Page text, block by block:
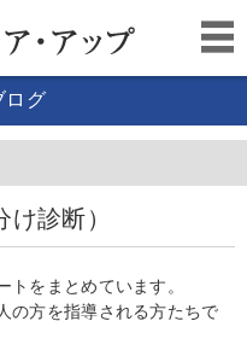
ログ
診断）
をまとめています。
の方を指導される方たちで